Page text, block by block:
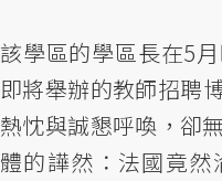
該學區的學區長在5
即將舉辦的教師招聘
熱忱與誠懇呼喚，卻
體的譁然：法國竟然